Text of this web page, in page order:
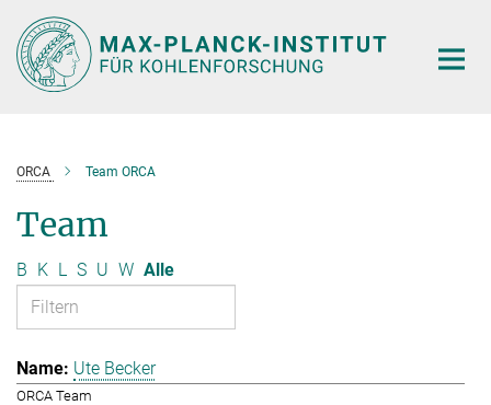
Hauptinhalt
ORCA Team ORCA
Team
B K L S U W Alle
Ute Becker
ORCA Team